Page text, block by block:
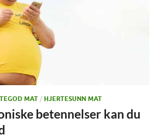
MAT / HJERTESUNN MAT
betennelser kan du